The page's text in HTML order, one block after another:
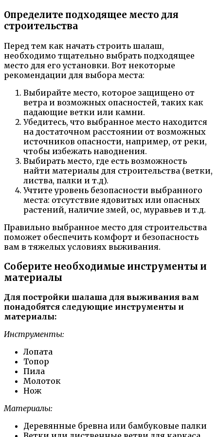
Определите подходящее место для
строительства
Перед тем как начать строить шалаш,
необходимо тщательно выбрать подходящее
место для его установки. Вот некоторые
рекомендации для выбора места:
Выбирайте место, которое защищено от
ветра и возможных опасностей, таких как
падающие ветки или камни.
Убедитесь, что выбранное место находится
на достаточном расстоянии от возможных
источников опасности, например, от реки,
чтобы избежать наводнения.
Выбирать место, где есть возможность
найти материалы для строительства (ветки,
листва, палки и т.д).
Учтите уровень безопасности выбранного
места: отсутствие ядовитых или опасных
растений, наличие змей, ос, муравьев и т.д.
Правильно выбранное место для строительства
поможет обеспечить комфорт и безопасность
вам в тяжелых условиях выживания.
Соберите необходимые инструменты и
материалы
Для постройки шалаша для выживания вам
понадобятся следующие инструменты и
материалы:
Инструменты:
Лопата
Топор
Пила
Молоток
Нож
Материалы:
Деревянные бревна или бамбуковые палки